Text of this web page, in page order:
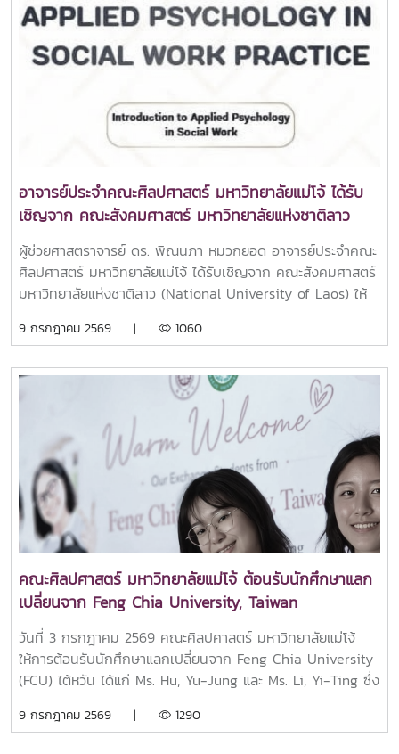
กรุงเทพฯ เมื่อวันที่ 8 กรกฎาคม 2569คณะศิลปศาสตร์ขอแสดง
ความชื่นชมและเป็นกำลังใจให้กับนักศึกษาทุกคนที่ตั้งใจพัฒนา
ศักยภาพตนเองผ่านเวทีประกวดสื่อสร้างสรรค์เช่นนี้ พร้อมเชิญ
แสดงพลังของเยาวชนไทยด้วยการเล่าเรื่องผ่านสื่ออย่างต่อเนื่อง
ในยุคเศรษฐกิจดิจิทัลในการนี้ ผศ.ดร.ปารดา เตชะประทุมวัน รอง
ความรู้จากวิทยากรผู้เชี่ยวชาญ ได้แก่ อาจารย์อภิสรา ยุทธโรจน์
นิเทศศาสตร์และนวัตกรรมการจัดการ NIDA ซึ่งจะร่วมถ่ายทอด
แนวคิด เทคนิค และประสบการณ์การใช้ AI เพื่อยกระดับการผลิต
สื่อ การสร้างคอนเทนต์ การเป็นผู้ประกอบการ และการเตรียม
ทักษะด้าน AI แล้ว ผู้เข้าร่วมยังจะได้รับข้อมูลเกี่ยวกับแนวทาง
การศึกษาต่อในระดับบัณฑิตศึกษา พร้อมเปิดมุมมองการเรียนรู้
แบบควบระดับปริญญาตรี–ปริญญาโท เพื่อเพิ่มโอกาสในการ
พัฒนาศักยภาพทางวิชาการและวิชาชีพ
อาจารย์ประจำคณะศิลปศาสตร์ มหาวิทยาลัยแม่โจ้ ได้รับ
เชิญจาก คณะสังคมศาสตร์ มหาวิทยาลัยแห่งชาติลาว
(National University of Laos) ให้ปฏิบัติหน้าที่เป็น
Visiting
ผู้ช่วยศาสตราจารย์ ดร. พิณนภา หมวกยอด อาจารย์ประจำคณะ
ศิลปศาสตร์ มหาวิทยาลัยแม่โจ้ ได้รับเชิญจาก คณะสังคมศาสตร์
มหาวิทยาลัยแห่งชาติลาว (National University of Laos) ให้
หัวข้อ “Applied Psychology in Social Work Practice”
ถ่ายทอดองค์ความรู้ด้านจิตวิทยาประยุกต์ในการปฏิบัติงาน
สังคมสงเคราะห์ให้แก่นักศึกษาระดับปริญญาตรี ทั้งนี้ อาจารย์
ลำเวียง พงษ์สวัสดิ์ หัวหน้าภาควิชา สังคมสงเคราะห์และการ
พัฒนา คณะวิทยาศาสตร์สังคม มหาวิทยาลัยแห่งชาติ ร่วมรับฟัง
แลกเปลี่ยนความคิดเห็น ซึ่งสะท้อนถึงความเชื่อมั่นในศักยภาพ
ของคณาจารย์คณะศิลปศาสตร์ และความร่วมมือทางวิชาการที่
เข้มแข็งระหว่างมหาวิทยาลัยแม่โจ้และมหาวิทยาลัยแห่งชาติลาว
9 กรกฎาคม 2569 | 1060
คณะศิลปศาสตร์ มหาวิทยาลัยแม่โจ้ ต้อนรับนักศึกษาแลก
เปลี่ยนจาก Feng Chia University, Taiwan
วันที่ 3 กรกฎาคม 2569 คณะศิลปศาสตร์ มหาวิทยาลัยแม่โจ้
ให้การต้อนรับนักศึกษาแลกเปลี่ยนจาก Feng Chia University
(FCU) ไต้หวัน ได้แก่ Ms. Hu, Yu-Jung และ Ms. Li, Yi-Ting ซึ่ง
ร่วมมือทางวิชาการระหว่างสองสถาบัน ในโอกาสนี้ คณะ
9 กรกฎาคม 2569 | 1290